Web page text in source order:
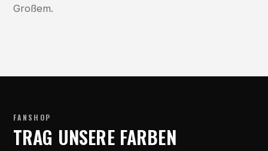
Großem.
FANSHOP
TRAG UNSERE FARBEN